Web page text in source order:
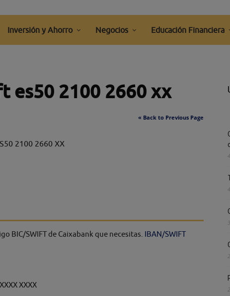
Inversión y Ahorro Negocios Educación Financiera
es50 2100 2660 xx
« Back to Previous Page
2100 2660 XX
BIC/SWIFT de Caixabank que necesitas. IBAN/SWIFT
XXXX